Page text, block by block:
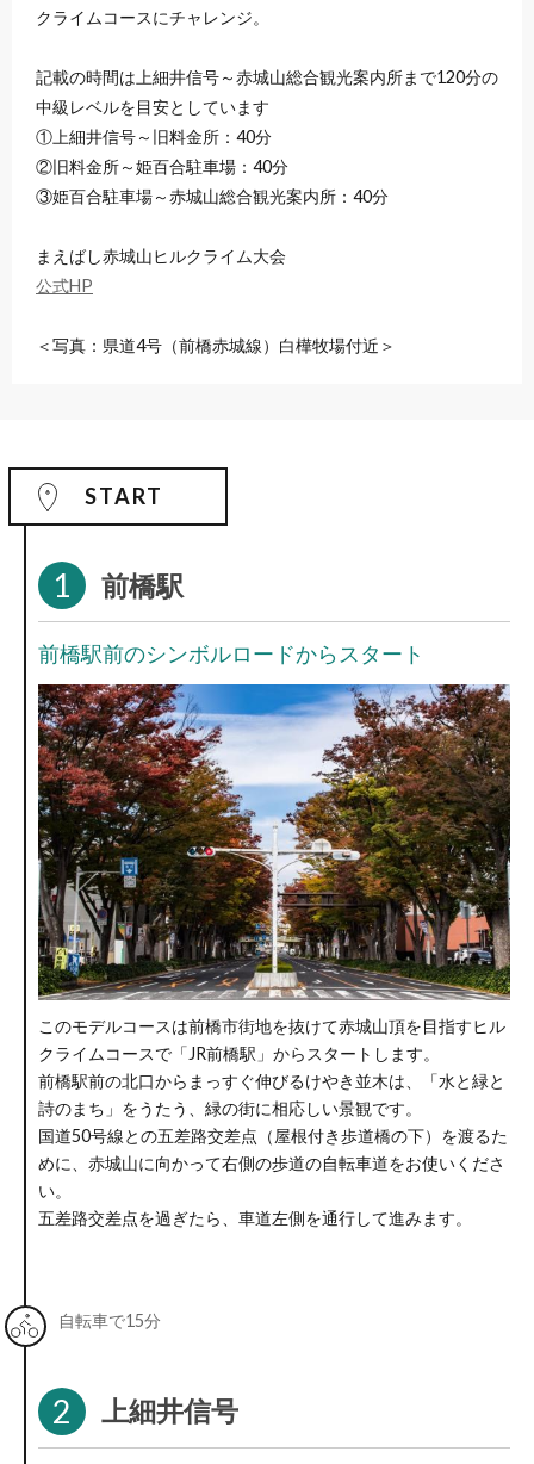
クライムコースにチャレンジ。
記載の時間は上細井信号～赤城山総合観光案内所まで120分の
中級レベルを目安としています
①上細井信号～旧料金所：40分
②旧料金所～姫百合駐車場：40分
③姫百合駐車場～赤城山総合観光案内所：40分
まえばし赤城山ヒルクライム大会
公式HP
＜写真：県道4号（前橋赤城線）白樺牧場付近＞
START
1 前橋駅
前橋駅前のシンボルロードからスタート
このモデルコースは前橋市街地を抜けて赤城山頂を目指すヒル
クライムコースで「JR前橋駅」からスタートします。
前橋駅前の北口からまっすぐ伸びるけやき並木は、「水と緑と
詩のまち」をうたう、緑の街に相応しい景観です。
国道50号線との五差路交差点（屋根付き歩道橋の下）を渡るた
めに、赤城山に向かって右側の歩道の自転車道をお使いくださ
い。
五差路交差点を過ぎたら、車道左側を通行して進みます。
自転車で15分
2 上細井信号